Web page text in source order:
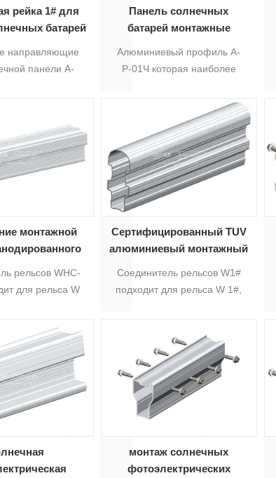
рейка 1# для
батарей
направляющие
панели А-
имеет различный
профиля для
различных
рельс
Панель солнечных
батарей монтажные
Алюминиевый профиль А-
Р-01Ч которая наиболее
панели крыши маунта в то
время как имеет различный
размер профиля для
варианта, разный размер
алюминиевого рельса
подходит для различного
запроса сила.5
монтажной
рельсов WHC-
для рельса W
Сертифицированный TUV
алюминиевый монтажный
батарей W1 #
Соединитель рельсов W1#
подходит для рельса W 1#,
профиля.
монтаж солнечных
фотоэлектрических